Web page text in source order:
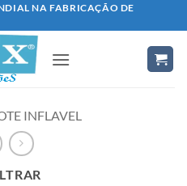
NA FABRICAÇÃO DE
INFLAVEL